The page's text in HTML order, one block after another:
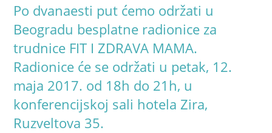
Po dvanaesti put ćemo održati u
Beogradu besplatne radionice za
trudnice FIT I ZDRAVA MAMA.
Radionice će se održati u petak, 12.
maja 2017. od 18h do 21h, u
konferencijskoj sali hotela Zira,
Ruzveltova 35.